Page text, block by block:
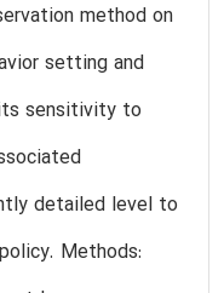
method on
setting and
sensitivity to
detailed level to
Methods: